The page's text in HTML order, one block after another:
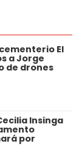
El
a Jorge
de drones
Insinga
por